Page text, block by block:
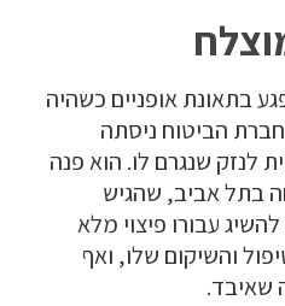
בתאונת אופניים כשהיה
הביטוח ניסתה
לנזק שנגרם לו. הוא פנה
בתל אביב, שהגיש
עבורו פיצוי מלא
והשיקום שלו, ואף
שאיבד.